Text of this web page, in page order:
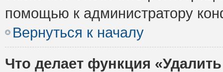
помощью к администратору
Вернуться к началу
Что делает функция